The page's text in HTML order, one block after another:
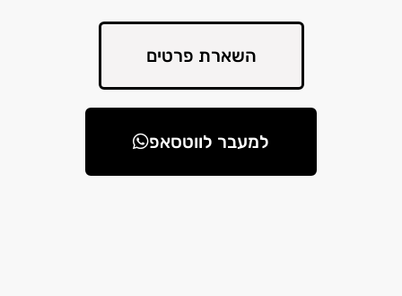
השארת פרטים
למעבר לווטסאפ